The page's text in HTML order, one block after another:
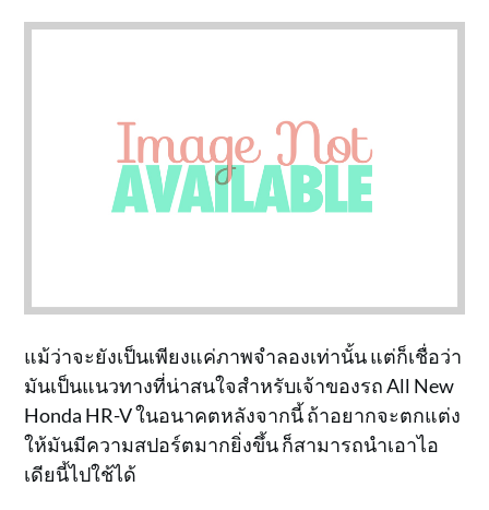
แม้ว่าจะยังเป็นเพียงแค่ภาพจำลองเท่านั้น แต่ก็เชื่อว่า
มันเป็นแนวทางที่น่าสนใจสำหรับเจ้าของรถ All New
Honda HR-V ในอนาคตหลังจากนี้ ถ้าอยากจะตกแต่ง
ให้มันมีความสปอร์ตมากยิ่งขึ้น ก็สามารถนำเอาไอ
เดียนี้ไปใช้ได้